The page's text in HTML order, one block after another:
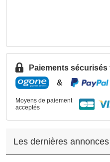
Paiements sécurisés
&
Moyens de paiement
acceptés
Les dernières